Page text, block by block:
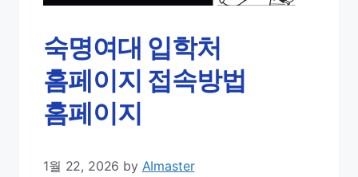
숙명여대 입학처
홈페이지 접속방법
홈페이지
1월 22, 2026 by AImaster